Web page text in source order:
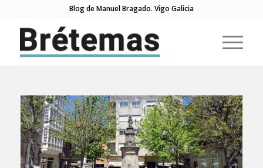
Blog de Manuel Bragado. Vigo Galicia